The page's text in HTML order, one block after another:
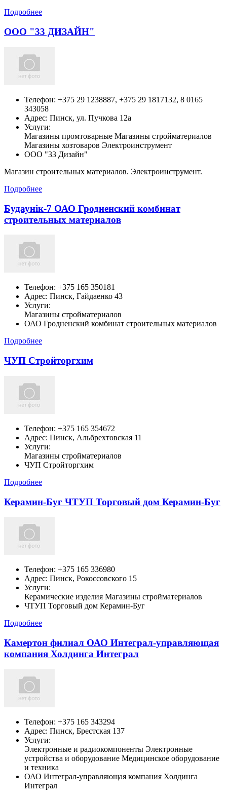
Подробнее
ООО "33 ДИЗАЙН"
Телефон: +375 29 1238887, +375 29 1817132, 8 0165
343058
Адрес: Пинск, ул. Пучкова 12а
Услуги:
Магазины промтоварные Магазины стройматериалов
Магазины хозтоваров Электроинструмент
ООО "33 Дизайн"
Магазин строительных материалов. Электроинструмент.
Подробнее
Будаунiк-7 ОАО Гродненский комбинат
строительных материалов
Телефон: +375 165 350181
Адрес: Пинск, Гайдаенко 43
Услуги:
Магазины стройматериалов
ОАО Гродненский комбинат строительных материалов
Подробнее
ЧУП Стройторгхим
Телефон: +375 165 354672
Адрес: Пинск, Альбрехтовская 11
Услуги:
Магазины стройматериалов
ЧУП Стройторгхим
Подробнее
Керамин-Буг ЧТУП Торговый дом Керамин-Буг
Телефон: +375 165 336980
Адрес: Пинск, Рокоссовского 15
Услуги:
Керамические изделия Магазины стройматериалов
ЧТУП Торговый дом Керамин-Буг
Подробнее
Камертон филиал ОАО Интеграл-управляющая
компания Холдинга Интеграл
Телефон: +375 165 343294
Адрес: Пинск, Брестская 137
Услуги:
Электронные и радиокомпоненты Электронные
устройства и оборудование Медицинское оборудование
и техника
ОАО Интеграл-управляющая компания Холдинга
Интеграл